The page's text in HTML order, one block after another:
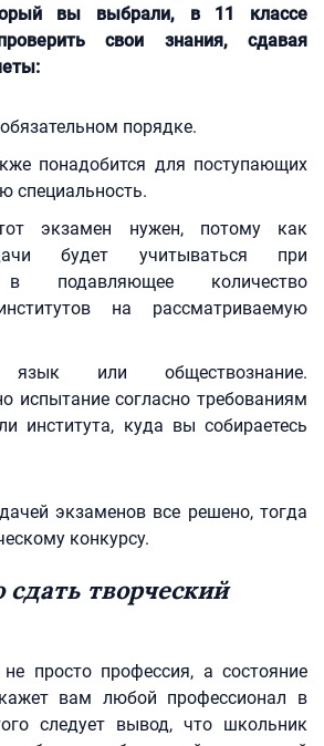
вы выбрали, в 11 классе
свои знания, сдавая
порядке.
понадобится для поступающих
специальность.
экзамен нужен, потому как
будет учитываться при
в подавляющее количество
институтов на рассматриваемую
язык или обществознание.
испытание согласно требованиям
института, куда вы собираетесь
экзаменов все решено, тогда
конкурсу.
творческий
просто профессия, а состояние
вам любой профессионал в
следует вывод, что школьник